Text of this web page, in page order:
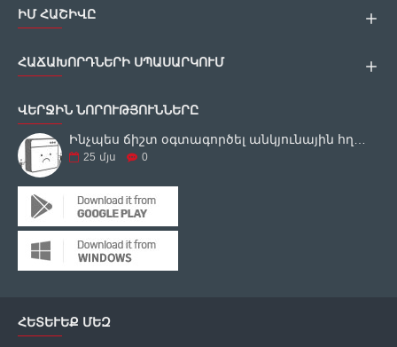
ԻՄ ՀԱՇԻՎԸ
ՀԱՃԱԽՈՐԴՆԵՐԻ ՍՊԱՍԱՐԿՈՒՄ
ՎԵՐՋԻՆ ՆՈՐՈՒԹՅՈՒՆՆԵՐԸ
25 մյս 0
ՀԵՏԵՒԵՔ ՄԵԶ